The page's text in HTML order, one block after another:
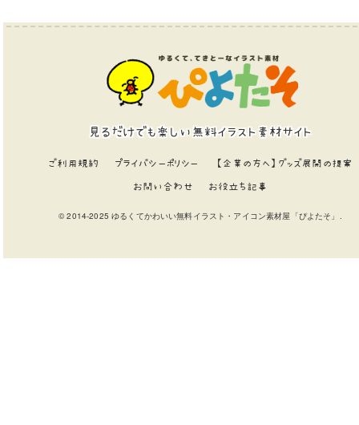
見るだけでも楽しい無料イラスト素材サイト
ご利用規約 プライバシーポリシー 【企業の方へ】グッズ展開の提案
お問い合わせ お役立ち記事
© 2014-2025 ゆるくてかわいい無料イラスト・アイコン素材屋「ぴよたそ」.